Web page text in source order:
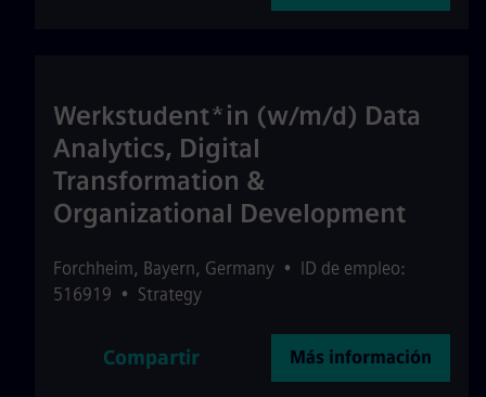
Werkstudent*in (w/m/d) Data
Analytics, Digital
Transformation &
Organizational Development
Forchheim, Bayern, Germany • ID de empleo:
516919 • Strategy
Compartir Más información